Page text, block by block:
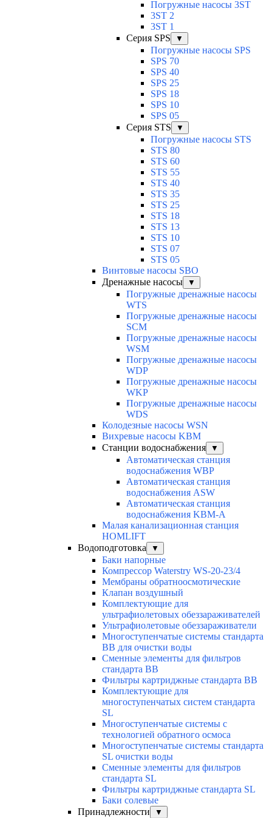
Погружные насосы 3ST
3ST 2
3ST 1
Серия SPS
▼
Погружные насосы SPS
SPS 70
SPS 40
SPS 25
SPS 18
SPS 10
SPS 05
Серия STS
▼
Погружные насосы STS
STS 80
STS 60
STS 55
STS 40
STS 35
STS 25
STS 18
STS 13
STS 10
STS 07
STS 05
Винтовые насосы SBO
Дренажные насосы
▼
Погружные дренажные насосы
WTS
Погружные дренажные насосы
SCM
Погружные дренажные насосы
WSM
Погружные дренажные насосы
WDP
Погружные дренажные насосы
WKP
Погружные дренажные насосы
WDS
Колодезные насосы WSN
Вихревые насосы KBM
Станции водоснабжения
▼
Автоматическая станция
водоснабжения WBP
Автоматическая станция
водоснабжения ASW
Автоматическая станция
водоснабжения KBM-A
Малая канализационная станция
HOMLIFT
Водоподготовка
▼
Баки напорные
Компрессор Waterstry WS-20-23/4
Мембраны обратноосмотические
Клапан воздушный
Комплектующие для
ультрафиолетовых обеззараживателей
Ультрафиолетовые обеззараживатели
Многоступенчатые системы стандарта
BB для очистки воды
Сменные элементы для фильтров
стандарта BB
Фильтры картриджные стандарта BB
Комплектующие для
многоступенчатых систем стандарта
SL
Многоступенчатые системы с
технологией обратного осмоса
Многоступенчатые системы стандарта
SL очистки воды
Cменные элементы для фильтров
стандарта SL
Фильтры картриджные стандарта SL
Баки солевые
Принадлежности
▼